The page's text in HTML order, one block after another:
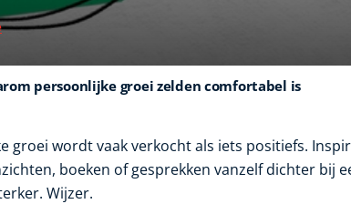
persoonlijke groei zelden comfortabel is
groei wordt vaak verkocht als iets positiefs.
boeken of gesprekken vanzelf dichter bij
Wijzer.